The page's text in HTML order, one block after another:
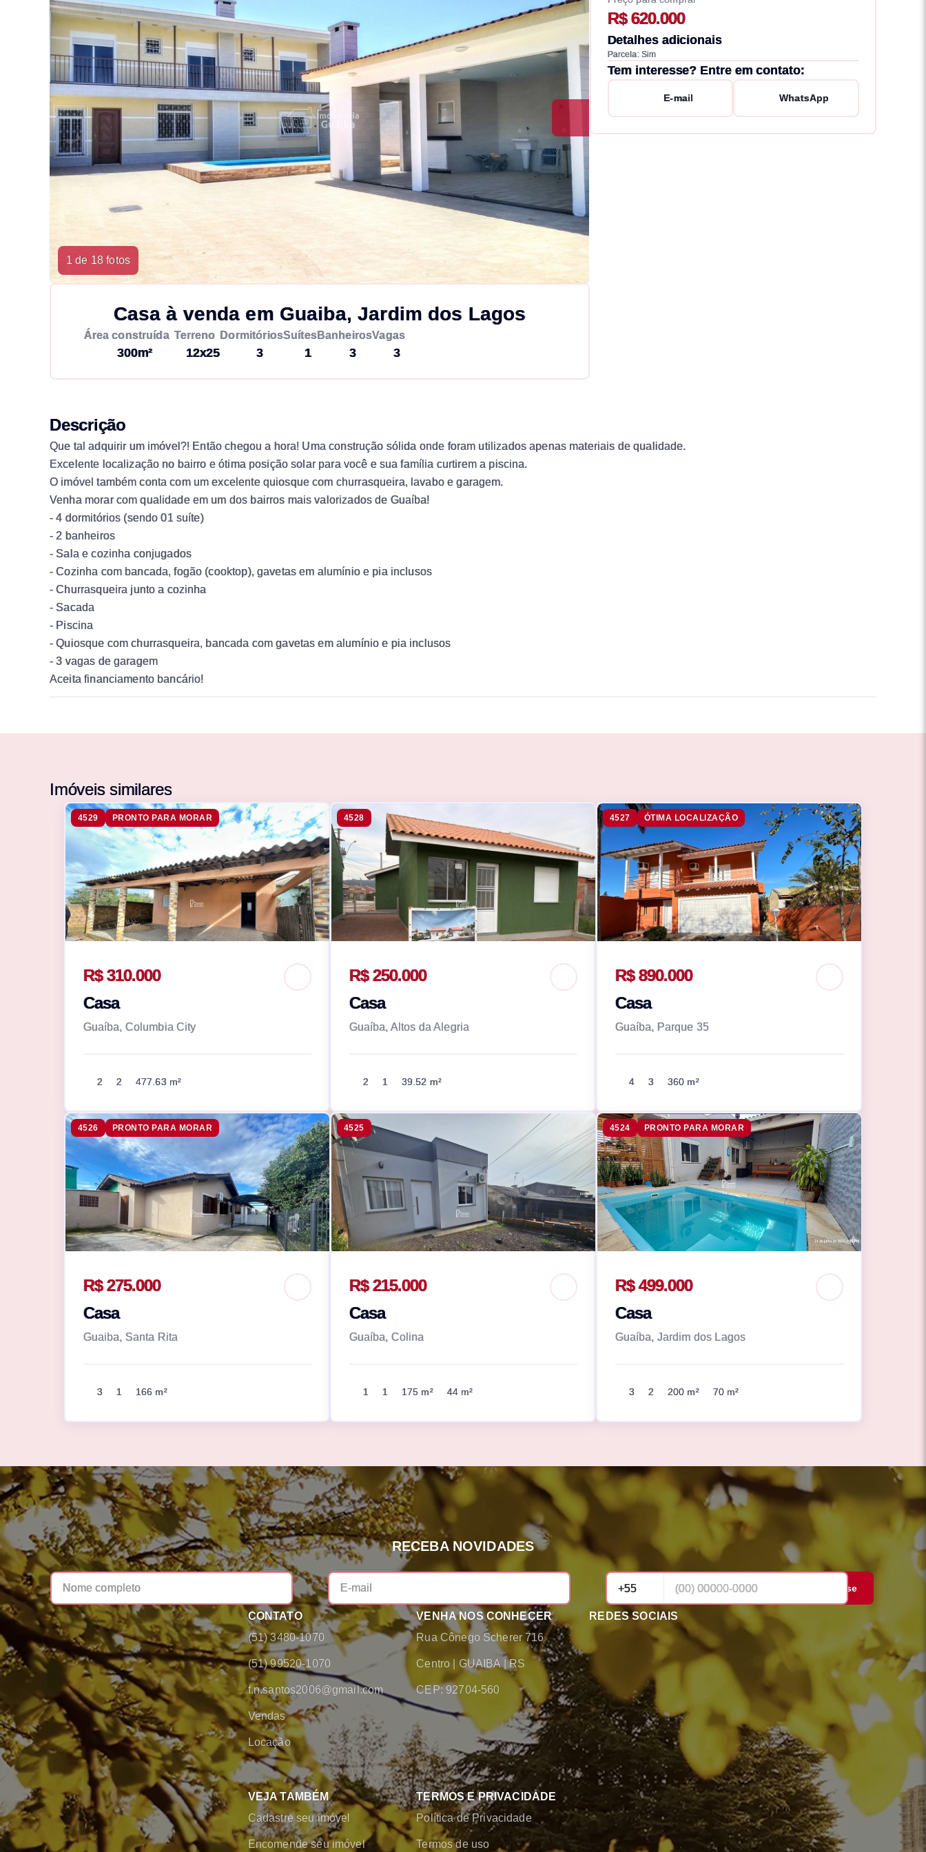
1 de 18 fotos
Casa à venda em Guaiba, Jardim dos Lagos
Área construída
300m²
Terreno
12x25
Dormitórios
3
Suítes
1
Banheiros
3
Vagas
3
R$ 620.000
Detalhes adicionais
Parcela: Sim
Tem interesse? Entre em contato:
E-mail WhatsApp
Descrição
Que tal adquirir um imóvel?! Então chegou a hora! Uma construção sólida onde foram utilizados apenas materiais de qualidade.
Excelente localização no bairro e ótima posição solar para você e sua família curtirem a piscina.
O imóvel também conta com um excelente quiosque com churrasqueira, lavabo e garagem.
Venha morar com qualidade em um dos bairros mais valorizados de Guaíba!
- 4 dormitórios (sendo 01 suíte)
- 2 banheiros
- Sala e cozinha conjugados
- Cozinha com bancada, fogão (cooktop), gavetas em alumínio e pia inclusos
- Churrasqueira junto a cozinha
- Sacada
- Piscina
- Quiosque com churrasqueira, bancada com gavetas em alumínio e pia inclusos
- 3 vagas de garagem
Aceita financiamento bancário!
Imóveis similares
4529 PRONTO PARA MORAR
R$ 310.000
Casa
Guaíba, Columbia City
2 2 477.63 m²
4528
R$ 250.000
Casa
Guaíba, Altos da Alegria
2 1 39.52 m²
4527 ÓTIMA LOCALIZAÇÃO
R$ 890.000
Casa
Guaíba, Parque 35
4 3 360 m²
4526 PRONTO PARA MORAR
R$ 275.000
Casa
Guaiba, Santa Rita
3 1 166 m²
4525
R$ 215.000
Casa
Guaíba, Colina
1 1 175 m² 44 m²
4524 PRONTO PARA MORAR
R$ 499.000
Casa
Guaíba, Jardim dos Lagos
3 2 200 m² 70 m²
RECEBA NOVIDADES
Cadastrar-se
CONTATO
(51) 3480-1070
(51) 99520-1070
f.n.santos2006@gmail.com
Vendas
Locação
VENHA NOS CONHECER
Rua Cônego Scherer 716
Centro GUAIBA |RS
CEP: 92704-560
REDES SOCIAIS
VEJA TAMBÉM
Cadastre seu imóvel
Encomende seu imóvel
TERMOS E PRIVACIDADE
Política de Privacidade
Termos de uso